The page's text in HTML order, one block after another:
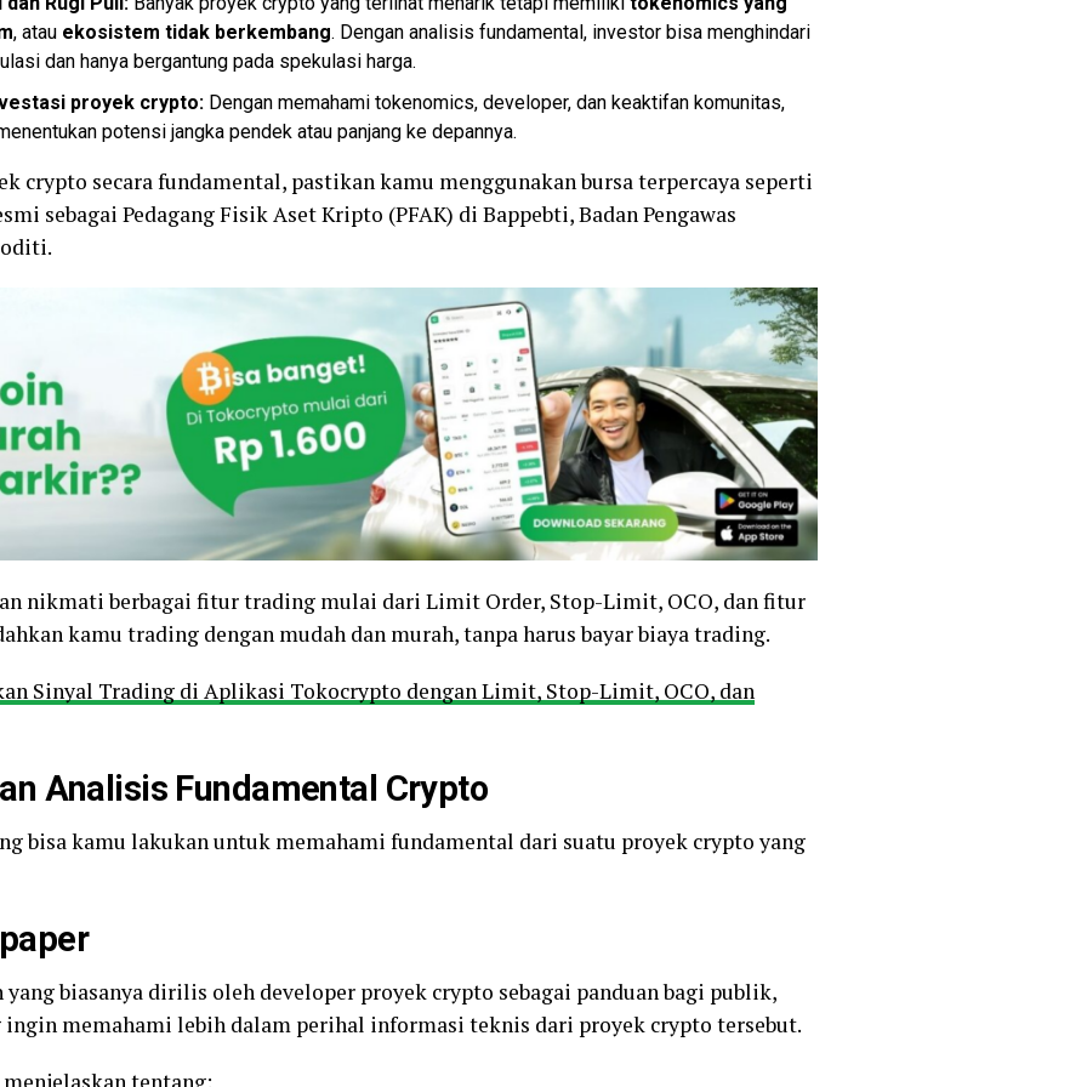
, atau ekosistem tidak berkembang. Dengan analisis fundamental, investor bisa menghindari
dan hanya bergantung pada spekulasi harga.
proyek crypto: Dengan memahami tokenomics, developer, dan keaktifan komunitas,
potensi jangka pendek atau panjang ke depannya.
crypto secara fundamental, pastikan kamu menggunakan bursa terpercaya seperti
sebagai Pedagang Fisik Aset Kripto (PFAK) di Bappebti, Badan Pengawas
nikmati berbagai fitur trading mulai dari Limit Order, Stop-Limit, OCO, dan fitur
kamu trading dengan mudah dan murah, tanpa harus bayar biaya trading.
Sinyal Trading di Aplikasi Tokocrypto dengan Limit, Stop-Limit, OCO, dan
Analisis Fundamental Crypto
bisa kamu lakukan untuk memahami fundamental dari suatu proyek crypto yang
biasanya dirilis oleh developer proyek crypto sebagai panduan bagi publik,
ingin memahami lebih dalam perihal informasi teknis dari proyek crypto tersebut.